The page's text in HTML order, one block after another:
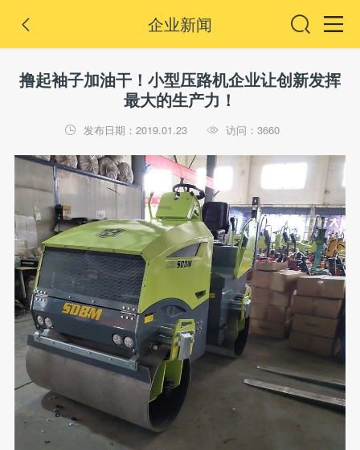
 企业新闻
撸起袖子加油干！小型压路机企业让创新发挥
最大的生产力！
 发布日期：2019.01.23  访问：3660